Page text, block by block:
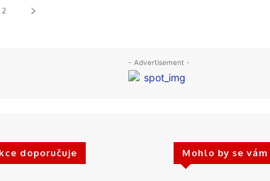
2
- Advertisement -
doporučuje Mohlo by se